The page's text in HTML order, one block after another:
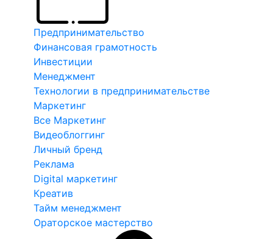
Предпринимательство
Финансовая грамотность
Инвестиции
Менеджмент
Технологии в предпринимательстве
Маркетинг
Все Маркетинг
Видеоблоггинг
Личный бренд
Реклама
Digital маркетинг
Креатив
Тайм менеджмент
Ораторское мастерство